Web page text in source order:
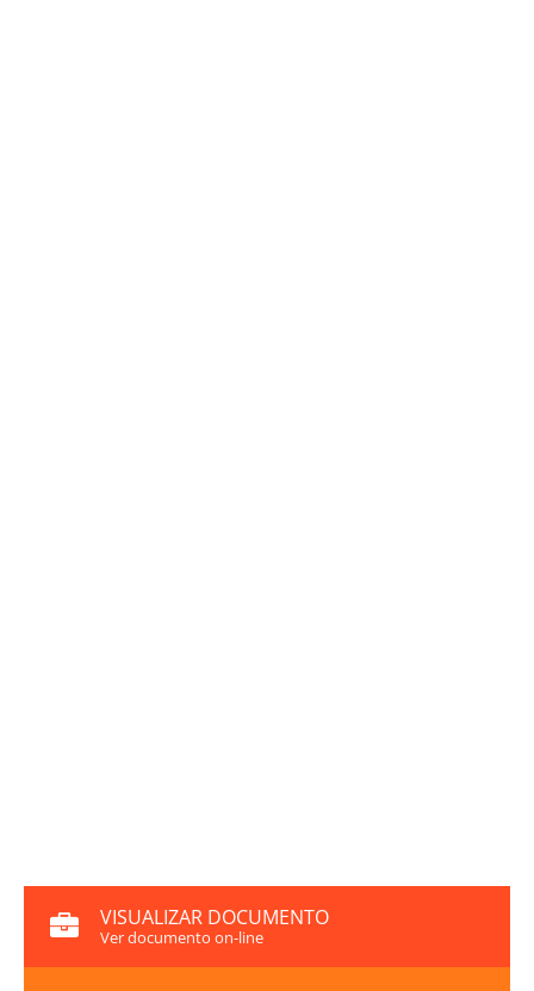
VISUALIZAR DOCUMENTO
Ver documento on-line